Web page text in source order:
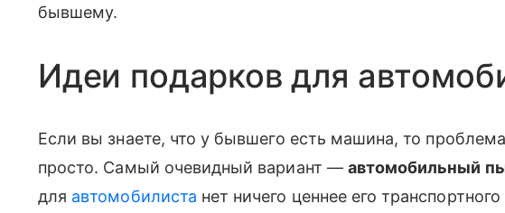
бывшему.
Идеи подарков для
Если вы знаете, что у бывшего есть машина, то
просто. Самый очевидный вариант — автомобильный
для автомобилиста нет ничего ценнее его